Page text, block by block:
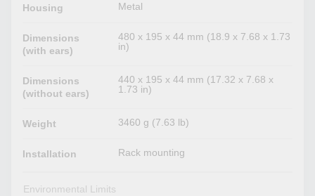
Housing Metal
Dimensions
(with ears)
480 x 195 x 44 mm (18.9 x 7.68 x 1.73
in)
Dimensions
(without ears)
440 x 195 x 44 mm (17.32 x 7.68 x
1.73 in)
Weight 3460 g (7.63 lb)
Installation Rack mounting
Environmental Limits